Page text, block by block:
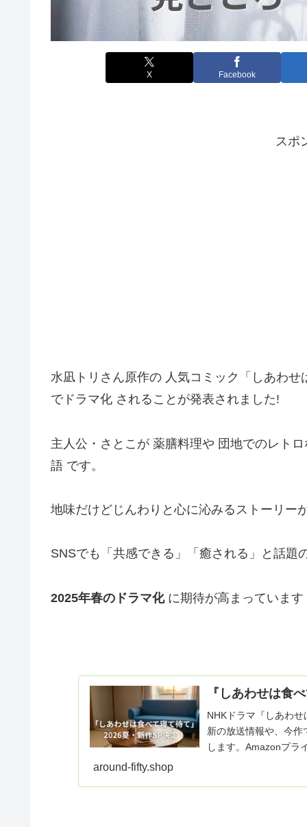
X Facebook
スポ
水凪トリさん原作の 人気コミック「しあわ
でドラマ化 されることが発表されました!
主人公・さとこが 薬膳料理や 団地でのレト
語 です。
地味だけどじんわりと心に沁みるストーリー
SNSでも「共感できる」「癒される」と話題
2025年春のドラマ化に期待が高まっています
『しあわせは食
NHKドラマ『しあわ
新の放送情報や、今
します。Amazonプラ
around-fifty.shop